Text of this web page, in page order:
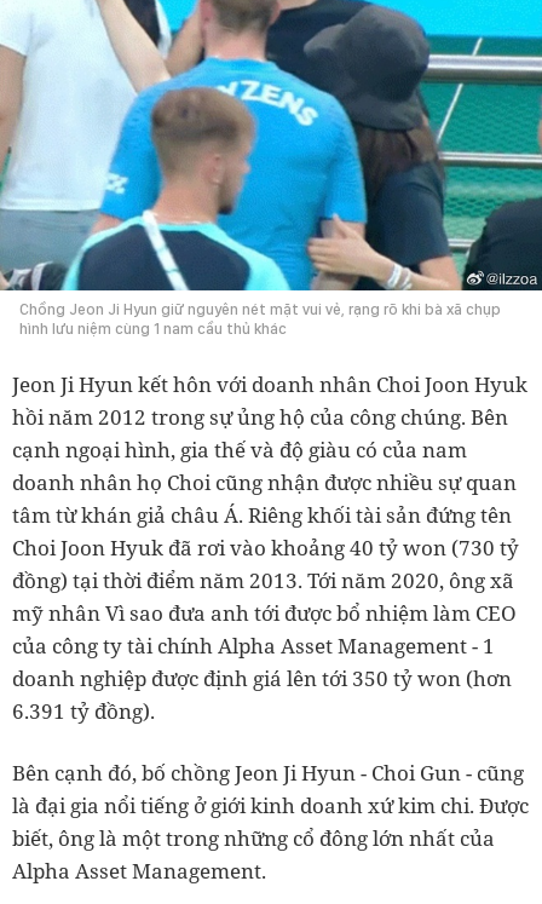
Chồng Jeon Ji Hyun giữ nguyên nét mặt vui vẻ, rạng rõ khi bà xã chụp
hình lưu niệm cùng 1 nam cầu thủ khác
Jeon Ji Hyun kết hôn với doanh nhân Choi Joon Hyuk
hồi năm 2012 trong sự ủng hộ của công chúng. Bên
cạnh ngoại hình, gia thế và độ giàu có của nam
doanh nhân họ Choi cũng nhận được nhiều sự quan
tâm từ khán giả châu Á. Riêng khối tài sản đứng tên
Choi Joon Hyuk đã rơi vào khoảng 40 tỷ won (730 tỷ
đồng) tại thời điểm năm 2013. Tới năm 2020, ông xã
mỹ nhân Vì sao đưa anh tới được bổ nhiệm làm CEO
của công ty tài chính Alpha Asset Management - 1
doanh nghiệp được định giá lên tới 350 tỷ won (hơn
6.391 tỷ đồng).
Bên cạnh đó, bố chồng Jeon Ji Hyun - Choi Gun - cũng
là đại gia nổi tiếng ở giới kinh doanh xứ kim chi. Được
biết, ông là một trong những cổ đông lớn nhất của
Alpha Asset Management.